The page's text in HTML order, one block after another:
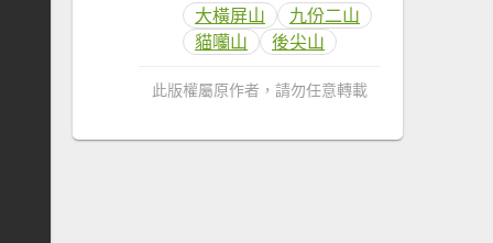
大橫屏山
九份二山
貓囒山
後尖山
此版權屬原作者，請勿任意轉載